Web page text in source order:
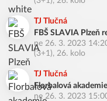
TJ Tlučná
FBŠ SLAVIA Plzeň
ne 26. 3. 2023
(3+1), 26. kolo
TJ Tlučná
Florbalová
ne 26. 3. 2023